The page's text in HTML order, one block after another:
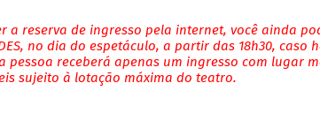
a reserva de ingresso pela internet, você ainda
no dia do espetáculo, a partir das 18h30, caso
pessoa receberá apenas um ingresso com lugar
sujeito à lotação máxima do teatro.